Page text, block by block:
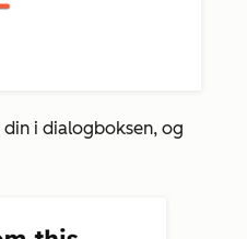
din i dialogboksen, og